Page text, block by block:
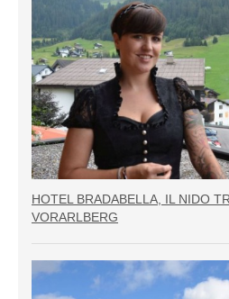
HOTEL BRADABELLA, IL NIDO
VORARLBERG